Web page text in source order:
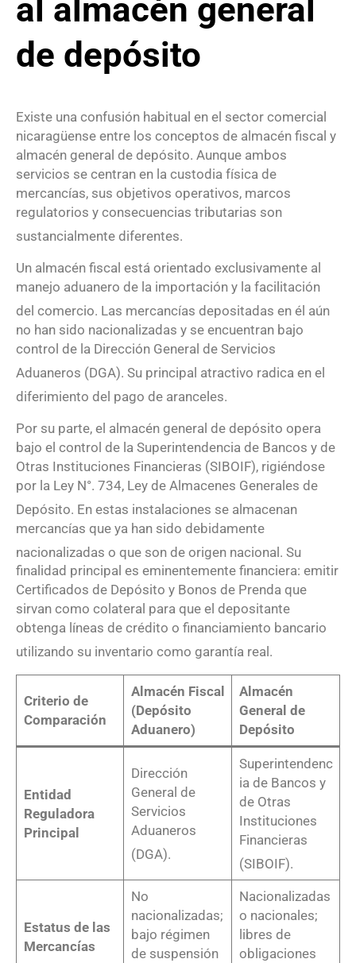
al almacén general
de depósito
Existe una confusión habitual en el sector comercial
nicaragüense entre los conceptos de almacén fiscal y
almacén general de depósito. Aunque ambos
servicios se centran en la custodia física de
mercancías, sus objetivos operativos, marcos
regulatorios y consecuencias tributarias son
sustancialmente diferentes.
Un almacén fiscal está orientado exclusivamente al
manejo aduanero de la importación y la facilitación
del comercio. Las mercancías depositadas en él aún
no han sido nacionalizadas y se encuentran bajo
control de la Dirección General de Servicios
Aduaneros (DGA). Su principal atractivo radica en el
diferimiento del pago de aranceles.
Por su parte, el almacén general de depósito opera
bajo el control de la Superintendencia de Bancos y de
Otras Instituciones Financieras (SIBOIF), rigiéndose
por la Ley N°. 734, Ley de Almacenes Generales de
Depósito. En estas instalaciones se almacenan
mercancías que ya han sido debidamente
nacionalizadas o que son de origen nacional. Su
finalidad principal es eminentemente financiera: emitir
Certificados de Depósito y Bonos de Prenda que
sirvan como colateral para que el depositante
obtenga líneas de crédito o financiamiento bancario
utilizando su inventario como garantía real .
Criterio de
Comparación
Almacén Fiscal
(Depósito
Aduanero)
Almacén
General de
Depósito
Entidad
Reguladora
Principal
Dirección
General de
Servicios
Aduaneros
(DGA).
Superintendenc
ia de Bancos y
de Otras
Instituciones
Financieras
(SIBOIF).
Estatus de las
Mercancías
No
nacionalizadas;
bajo régimen
de suspensión
Nacionalizadas
o nacionales;
libres de
obligaciones